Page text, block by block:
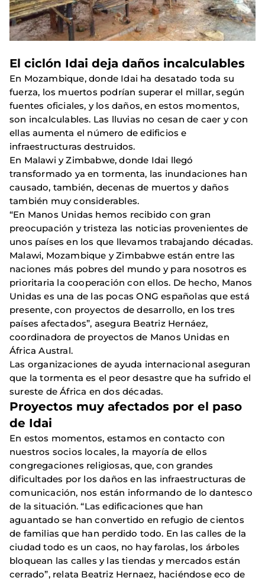
El ciclón Idai deja daños incalculables
En Mozambique, donde Idai ha desatado toda su
fuerza, los muertos podrían superar el millar, según
fuentes oficiales, y los daños, en estos momentos,
son incalculables. Las lluvias no cesan de caer y con
ellas aumenta el número de edificios e
infraestructuras destruidos.
En Malawi y Zimbabwe, donde Idai llegó
transformado ya en tormenta, las inundaciones han
causado, también, decenas de muertos y daños
también muy considerables.
“En Manos Unidas hemos recibido con gran
preocupación y tristeza las noticias provenientes de
unos países en los que llevamos trabajando décadas.
Malawi, Mozambique y Zimbabwe están entre las
naciones más pobres del mundo y para nosotros es
prioritaria la cooperación con ellos. De hecho, Manos
Unidas es una de las pocas ONG españolas que está
presente, con proyectos de desarrollo, en los tres
países afectados”, asegura Beatriz Hernáez,
coordinadora de proyectos de Manos Unidas en
África Austral.
Las organizaciones de ayuda internacional aseguran
que la tormenta es el peor desastre que ha sufrido el
sureste de África en dos décadas.
Proyectos muy afectados por el paso
de Idai
En estos momentos, estamos en contacto con
nuestros socios locales, la mayoría de ellos
congregaciones religiosas, que, con grandes
dificultades por los daños en las infraestructuras de
comunicación, nos están informando de lo dantesco
de la situación. “Las edificaciones que han
aguantado se han convertido en refugio de cientos
de familias que han perdido todo. En las calles de la
ciudad todo es un caos, no hay farolas, los árboles
bloquean las calles y las tiendas y mercados están
cerrado”, relata Beatriz Hernaez, haciéndose eco de